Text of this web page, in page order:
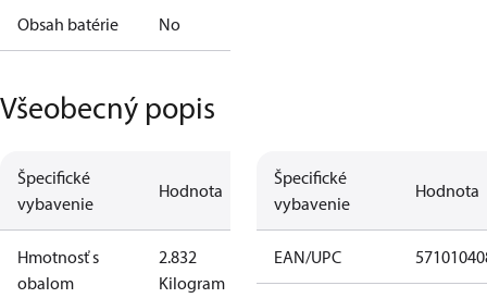
Obsah batérie No
Všeobecný popis
Špecifické
vybavenie
Hodnota
Hmotnosť s
obalom
2.832
Kilogram
Špecifické
vybavenie
Hodnota
EAN/UPC